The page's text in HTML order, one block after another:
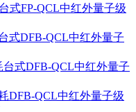
式FP-QCL中红外量子级
式DFB-QCL中红外量子
台式DFB-QCL中红外量子
DFB-QCL中红外量子级